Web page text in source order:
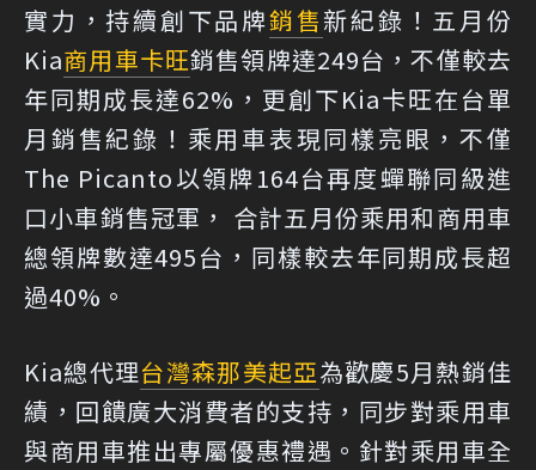
實力，持續創下品牌銷售新紀錄！五月份
Kia商用車卡旺銷售領牌達249台，不僅較去
年同期成長達62%，更創下Kia卡旺在台單
月銷售紀錄！乘用車表現同樣亮眼，不僅
The Picanto以領牌164台再度蟬聯同級進
口小車銷售冠軍， 合計五月份乘用和商用車
總領牌數達495台，同樣較去年同期成長超
過40%。
Kia總代理台灣森那美起亞為歡慶5月熱銷佳
績，回饋廣大消費者的支持，同步對乘用車
與商用車推出專屬優惠禮遇。針對乘用車全